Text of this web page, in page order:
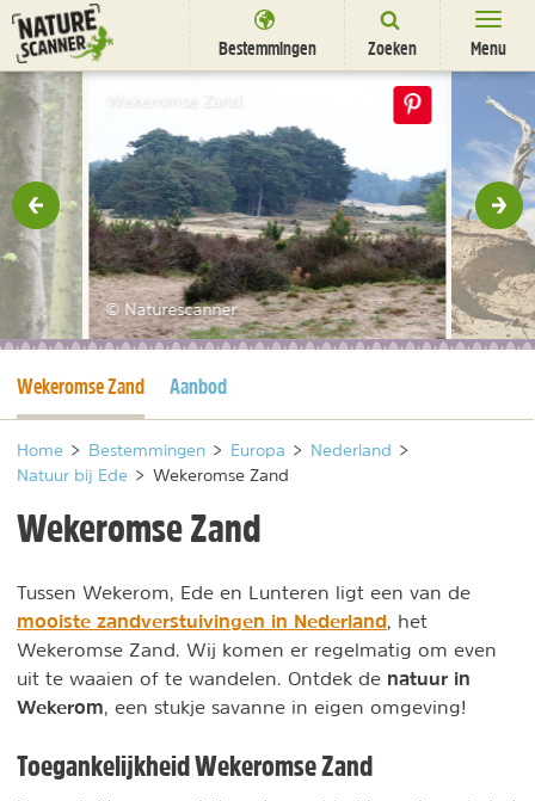
Ga
naar
content
Bestemmingen Zoeken Menu
Bestemmingen
Overnachten
Activiteiten
Natuurparken
Dieren
Nieuwsbrief
Wekeromse Zand
© Naturescanner
Huidige pagina
Wekeromse Zand Aanbod
Home > Bestemmingen > Europa > Nederland
>
Natuur bij Ede > Wekeromse Zand
Wekeromse Zand
Tussen Wekerom, Ede en Lunteren ligt een van de
mooiste zandverstuivingen in Nederland , het
Wekeromse Zand. Wij komen er regelmatig om even
uit te waaien of te wandelen. Ontdek de natuur in
Wekerom , een stukje savanne in eigen omgeving!
Toegankelijkheid Wekeromse Zand